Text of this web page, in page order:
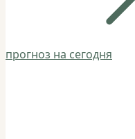
прогноз на сегодня